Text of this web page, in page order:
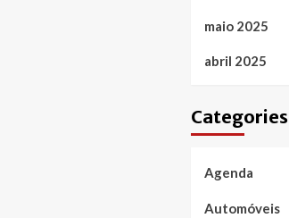
maio 2025
abril 2025
Categories
Agenda
Automóveis